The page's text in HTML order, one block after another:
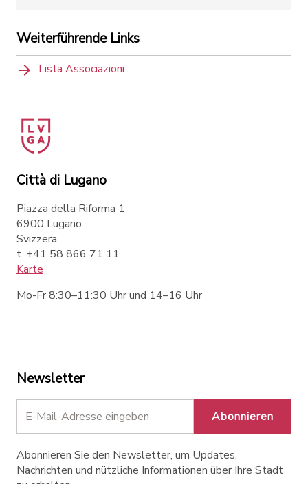
Weiterführende Links
Lista Associazioni
Città di Lugano
Piazza della Riforma 1
6900 Lugano
Svizzera
t. +41 58 866 71 11
Karte
Mo-Fr 8:30–11:30 Uhr und 14–16 Uhr
Newsletter
Abonnieren
Abonnieren Sie den Newsletter, um Updates,
Nachrichten und nützliche Informationen über Ihre Stadt